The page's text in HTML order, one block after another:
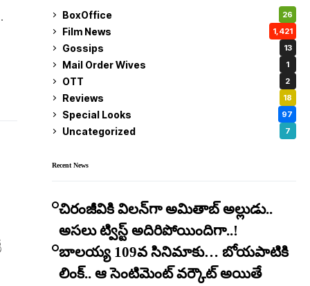
BoxOffice 26
Film News 1,421
Gossips 13
Mail Order Wives 1
OTT 2
Reviews 18
Special Looks 97
Uncategorized 7
Recent News
చిరంజీవికి విలన్‌గా అమితాబ్ అల్లుడు..
అసలు ట్విస్ట్ అదిరిపోయిందిగా..!
బాలయ్య 109వ సినిమాకు… బోయపాటికి
లింక్.. ఆ సెంటిమెంట్ వర్కౌట్ అయితే